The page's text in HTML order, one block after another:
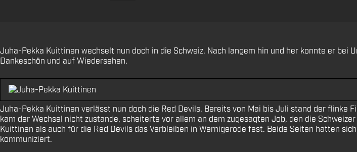
Juha-Pekka Kuittinen wechselt nun doch in die Schweiz. Nach langem hin und her konnte er
Dankeschön und auf Wiedersehen.
Juha-Pekka Kuittinen verlässt nun doch die Red Devils. Bereits von Mai bis Juli stand der flinke
kam der Wechsel nicht zustande, scheiterte vor allem an dem zugesagten Job, den die
Kuittinen als auch für die Red Devils das Verbleiben in Wernigerode fest. Beide Seiten hatten
kommuniziert.